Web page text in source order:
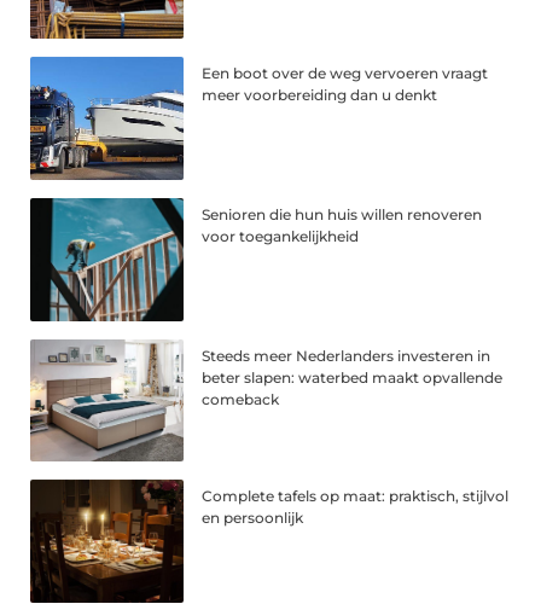
Een boot over de weg vervoeren vraagt
meer voorbereiding dan u denkt
Senioren die hun huis willen renoveren
voor toegankelijkheid
Steeds meer Nederlanders investeren in
beter slapen: waterbed maakt opvallende
comeback
Complete tafels op maat: praktisch, stijlvol
en persoonlijk